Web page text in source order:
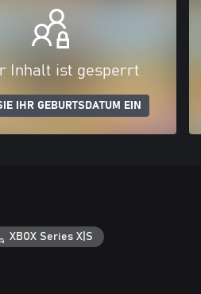
Inhalt ist gesperrt
IHR GEBURTSDATUM EIN
XBOX Series X|S